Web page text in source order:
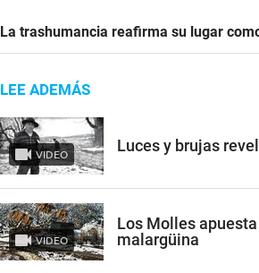
La trashumancia reafirma su lugar
LEE ADEMÁS
VIDEO Luces y brujas
VIDEO
Los Molles
malargüina